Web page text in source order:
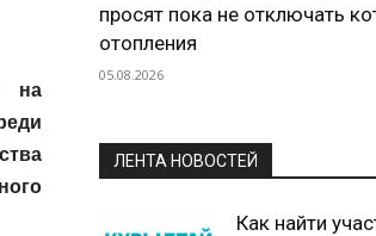
на
просят пока не отключать
отопления
05.08.2026
ЛЕНТА НОВОСТЕЙ
Как найти